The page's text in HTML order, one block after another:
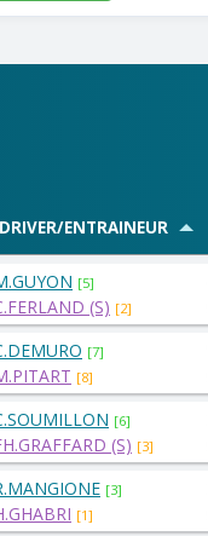
DRIVER/ENTRAINEUR
[5]
(S) [2]
[7]
[8]
[6]
(S) [3]
[3]
[1]